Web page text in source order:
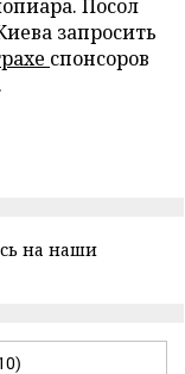
Посол
запросить
спонсоров
на наши